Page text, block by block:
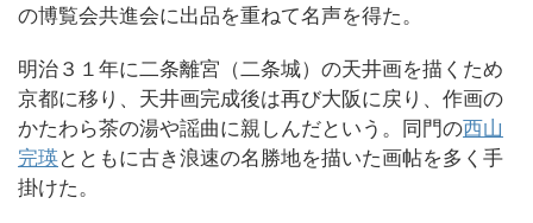
の博覧会共進会に出品を重ねて名声を得た。
明治３１年に二条離宮（二条城）の天井画を描くため
京都に移り、天井画完成後は再び大阪に戻り、作画の
かたわら茶の湯や謡曲に親しんだという。同門の西山
完瑛とともに古き浪速の名勝地を描いた画帖を多く手
掛けた。